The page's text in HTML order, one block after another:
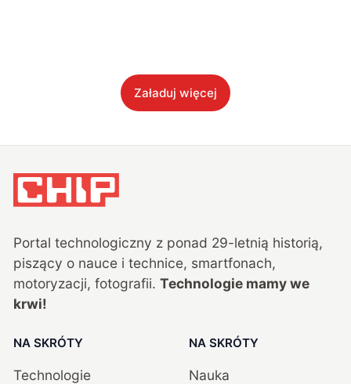
Załaduj więcej
Portal technologiczny z ponad 29-letnią historią,
piszący o nauce i technice, smartfonach,
motoryzacji, fotografii. Technologie mamy we
krwi!
NA SKRÓTY
Technologie
NA SKRÓTY
Nauka